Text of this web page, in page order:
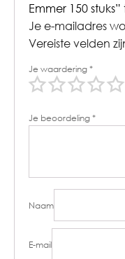
Emmer 150
Je e-mailadres
Vereiste velden
Je waardering*
Je beoordeling*
Naam
E-mail